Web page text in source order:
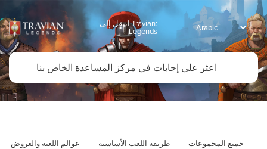
انتقل إلى Travian:
Legends
جميع المجموعات طريقة اللعب الأساسية
عوالم اللعبة والعروض